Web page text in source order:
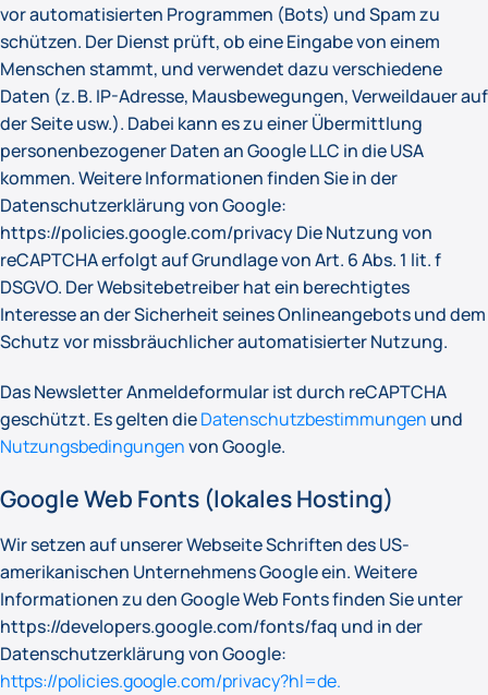
vor automatisierten Programmen (Bots) und Spam zu
schützen. Der Dienst prüft, ob eine Eingabe von einem
Menschen stammt, und verwendet dazu verschiedene
Daten (z. B. IP-Adresse, Mausbewegungen, Verweildauer auf
der Seite usw.). Dabei kann es zu einer Übermittlung
personenbezogener Daten an Google LLC in die USA
kommen. Weitere Informationen finden Sie in der
Datenschutzerklärung von Google:
https://policies.google.com/privacy Die Nutzung von
reCAPTCHA erfolgt auf Grundlage von Art. 6 Abs. 1 lit. f
DSGVO. Der Websitebetreiber hat ein berechtigtes
Interesse an der Sicherheit seines Onlineangebots und dem
Schutz vor missbräuchlicher automatisierter Nutzung.
Das Newsletter Anmeldeformular ist durch reCAPTCHA
geschützt. Es gelten dieDatenschutzbestimmungen und
Nutzungsbedingungenvon Google.
Google Web Fonts (lokales Hosting)
Wir setzen auf unserer Webseite Schriften des US-
amerikanischen Unternehmens Google ein. Weitere
Informationen zu den Google Web Fonts finden Sie unter
https://developers.google.com/fonts/faq und in der
Datenschutzerklärung von Google:
https://policies.google.com/privacy?hl=de.